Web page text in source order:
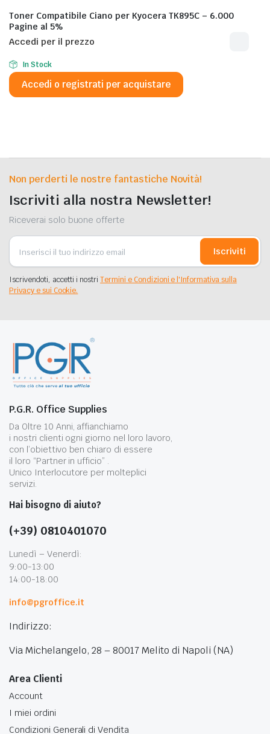
Toner Compatibile Ciano per Kyocera TK895C – 6.000
Pagine al 5%
Accedi per il prezzo
In Stock
Accedi o registrati per acquistare
Non perderti le nostre fantastiche Novità!
Iscriviti alla nostra Newsletter!
Riceverai solo buone offerte
Iscriviti
Iscrivendoti, accetti i nostriTermini e Condizioni e l'Informativa sulla
Privacy e sui Cookie.
P.G.R. Office Supplies
Da Oltre 10 Anni, affianchiamo
i nostri clienti ogni giorno nel loro lavoro,
con l’obiettivo ben chiaro di essere
il loro “Partner in ufficio” .
Unico Interlocutore per molteplici
servizi.
Hai bisogno di aiuto?
(+39) 0810401070
Lunedì – Venerdì:
9:00-13:00
14:00-18:00
info@pgroffice.it
Indirizzo:
Via Michelangelo, 28 – 80017 Melito di Napoli (NA)
Area Clienti
Account
I miei ordini
Condizioni Generali di Vendita